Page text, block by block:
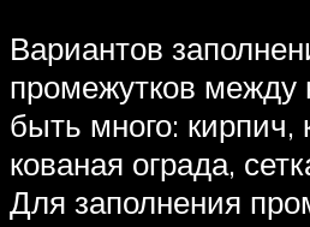
Вариантов
промежутков
быть много: кирпич,
кованая ограда,
Для заполнения